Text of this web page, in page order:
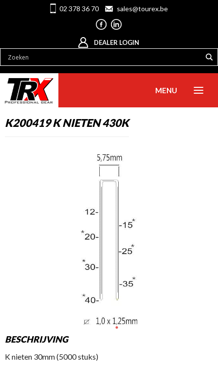
02 378 36 70 sales@tourex.be
DEALER LOGIN
MENU
K200419 K NIETEN 430K
BESCHRIJVING
K nieten 30mm (5000 stuks)